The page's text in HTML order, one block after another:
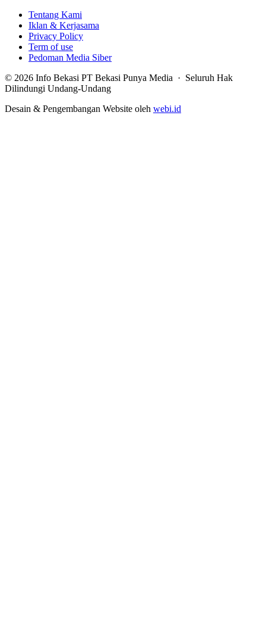
Tentang Kami
Iklan & Kerjasama
Privacy Policy
Term of use
Pedoman Media Siber
© 2026 Info Bekasi PT Bekasi Punya Media · Seluruh Hak
Dilindungi Undang-Undang
Desain & Pengembangan Website oleh webi.id